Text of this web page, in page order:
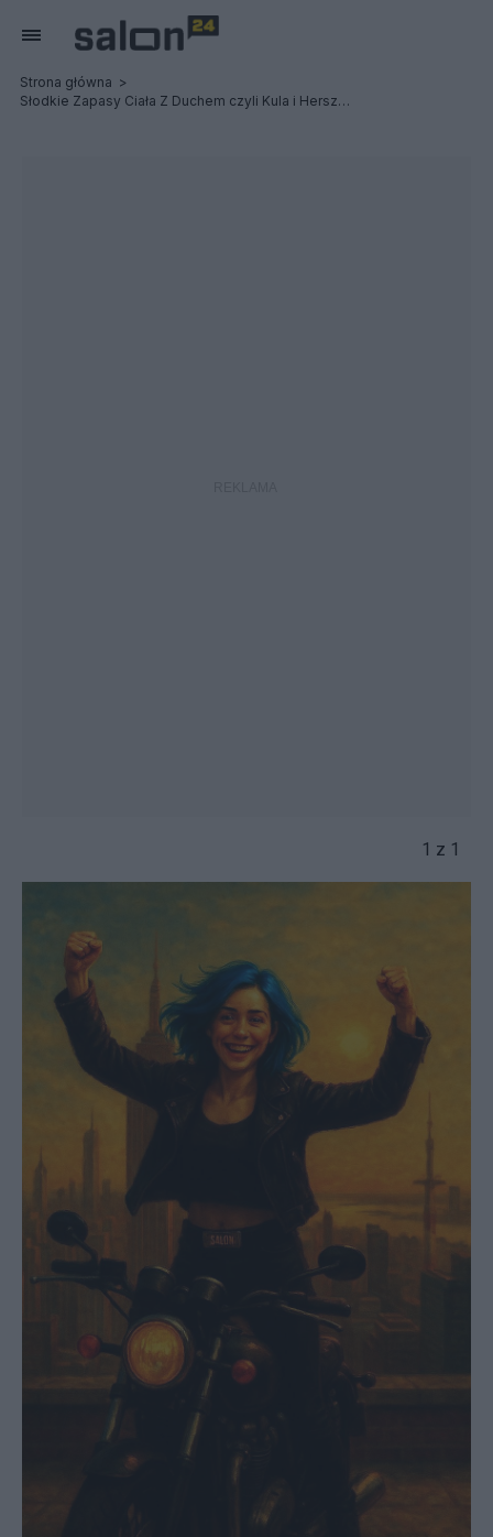
Strona główna
Słodkie Zapasy Ciała Z Duchem czyli Kula i Herszt Świntuchów
1 z 1